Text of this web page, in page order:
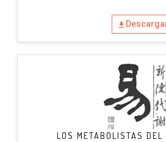
LOS METABOLISTAS